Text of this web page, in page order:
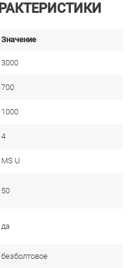
Значение
3000
700
1000
4
MS U
50
да
безболтовое